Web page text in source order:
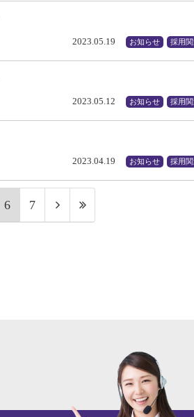
2023.05.19 お知らせ 採用関
2023.05.12 お知らせ 採用関
2023.04.19 お知らせ 採用関
6 7